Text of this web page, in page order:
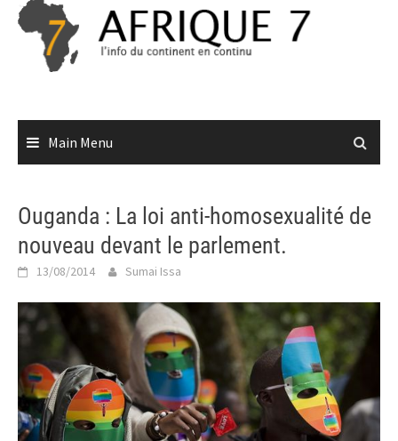
Skip
content
Main Menu
Ouganda : La loi anti-homosexualité de
nouveau devant le parlement.
13/08/2014 Sumai Issa